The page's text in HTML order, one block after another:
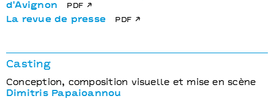
d'Avignon
pdf
La revue de presse
pdf
Casting
Conception, composition visuelle et mise en scène
Dimitris Papaioannou